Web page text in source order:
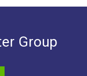
Group